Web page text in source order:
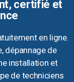
certifié et
en ligne.
dépannage de
installation et
de techniciens